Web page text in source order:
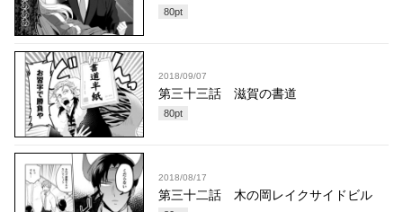
80pt
2018/09/07
第三十三話 滋賀の書道
80pt
2018/08/17
第三十二話 木の岡レイクサイドビル